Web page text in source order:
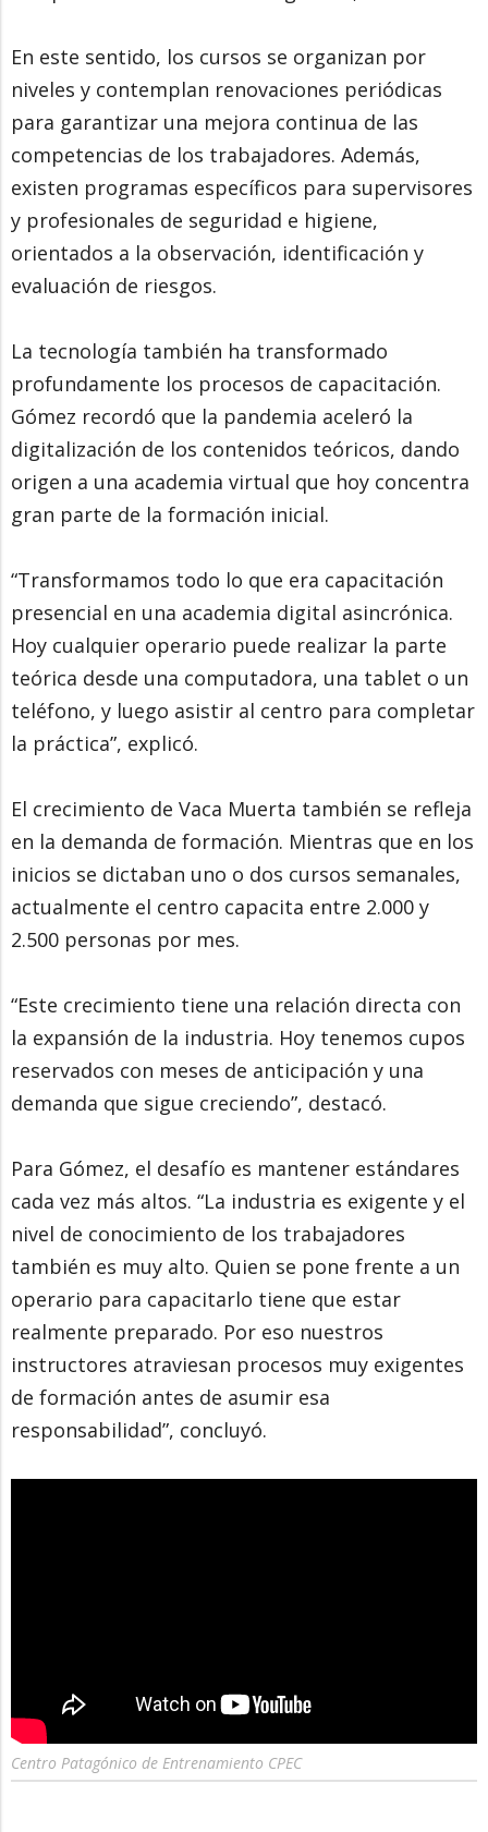
En este sentido, los cursos se organizan por
niveles y contemplan renovaciones periódicas
para garantizar una mejora continua de las
competencias de los trabajadores. Además,
existen programas específicos para supervisores
y profesionales de seguridad e higiene,
orientados a la observación, identificación y
evaluación de riesgos.
La tecnología también ha transformado
profundamente los procesos de capacitación.
Gómez recordó que la pandemia aceleró la
digitalización de los contenidos teóricos, dando
origen a una academia virtual que hoy concentra
gran parte de la formación inicial.
“Transformamos todo lo que era capacitación
presencial en una academia digital asincrónica.
Hoy cualquier operario puede realizar la parte
teórica desde una computadora, una tablet o un
teléfono, y luego asistir al centro para completar
la práctica”, explicó.
El crecimiento de Vaca Muerta también se refleja
en la demanda de formación. Mientras que en los
inicios se dictaban uno o dos cursos semanales,
actualmente el centro capacita entre 2.000 y
2.500 personas por mes.
“Este crecimiento tiene una relación directa con
la expansión de la industria. Hoy tenemos cupos
reservados con meses de anticipación y una
demanda que sigue creciendo”, destacó.
Para Gómez, el desafío es mantener estándares
cada vez más altos. “La industria es exigente y el
nivel de conocimiento de los trabajadores
también es muy alto. Quien se pone frente a un
operario para capacitarlo tiene que estar
realmente preparado. Por eso nuestros
instructores atraviesan procesos muy exigentes
de formación antes de asumir esa
responsabilidad”, concluyó.
Centro Patagónico de Entrenamiento CPEC